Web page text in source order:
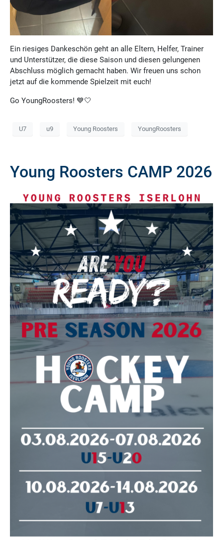
Ein riesiges Dankeschön geht an alle Eltern, Helfer, Trainer
und Unterstützer, die diese Saison und diesen gelungenen
Abschluss möglich gemacht haben. Wir freuen uns schon
jetzt auf die kommende Spielzeit mit euch!
Go YoungRoosters! 💙🤍
U7 u9 Young Roosters YoungRoosters
Young Roosters CAMP 2026